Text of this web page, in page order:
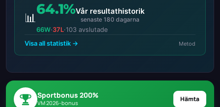
📊
64.1%Vår resultathistorik
senaste 180 dagarna
66W·37L·103 avslutade
Visa all statistik →
Metod
Sportbonus 200%
VM 2026-bonus Hämta